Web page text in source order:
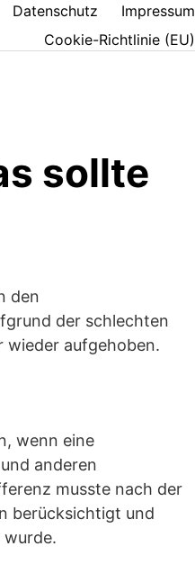
Datenschutz
Impressum
Cookie-Richtlinie (EU)
sollte
den
der schlechten
wieder aufgehoben.
wenn eine
anderen
musste nach der
berücksichtigt und
wurde.